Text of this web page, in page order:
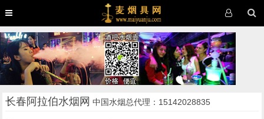
长春阿拉伯水烟网 中国水烟总代理：15142028835